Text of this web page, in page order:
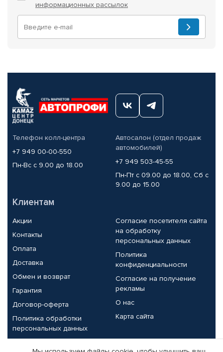
информационных рассылок
Телефон колл-центра
+7 949 00-00-550
Пн-Вс с 9.00 до 18.00
Автосалон (отдел продаж
автомобилей)
+7 949 503-45-55
Пн-Пт с 09.00 до 18.00, Сб с
9.00 до 15.00
Клиентам
Акции
Контакты
Оплата
Доставка
Обмен и возврат
Гарантия
Договор-оферта
Политика обработки
персональных данных
Согласие посетителя сайта
на обработку
персональных данных
Политика
конфиденциальности
Согласие на получение
рекламы
О нас
Карта сайта